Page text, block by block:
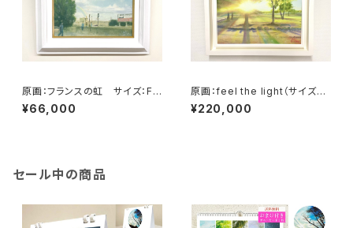
原画：フランスの虹 サイズ：F4
号・(よこ333 × たて242mm ）
¥66,000
原画：feel the light（サイズ：F
8号（額縁含む縦450mm×横5
60mm×奥行45mm））
¥220,000
セール中の商品